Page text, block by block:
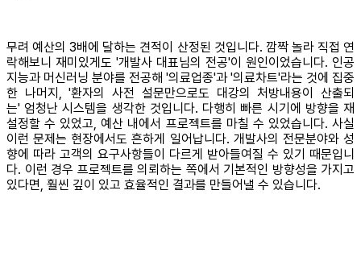
무려 예산의 3배에 달하는 견적이 산정된 것입니다. 깜짝 놀라 직접 연
락해보니 재미있게도 '개발사 대표님의 전공'이 원인이었습니다. 인공
지능과 머신러닝 분야를 전공해 '의료업종'과 '의료차트'라는 것에 집중
한 나머지, '환자의 사전 설문만으로도 대강의 처방내용이 산출되
는' 엄청난 시스템을 생각한 것입니다. 다행히 빠른 시기에 방향을 재
설정할 수 있었고, 예산 내에서 프로젝트를 마칠 수 있었습니다. 사실
이런 문제는 현장에서도 흔하게 일어납니다. 개발사의 전문분야와 성
향에 따라 고객의 요구사항들이 다르게 받아들여질 수 있기 때문입니
다. 이런 경우 프로젝트를 의뢰하는 쪽에서 기본적인 방향성을 가지고
있다면, 훨씬 깊이 있고 효율적인 결과를 만들어낼 수 있습니다.